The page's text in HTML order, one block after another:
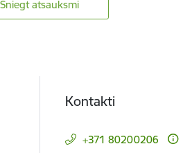
Sniegt atsauksmi
Kontakti
+371 80200206